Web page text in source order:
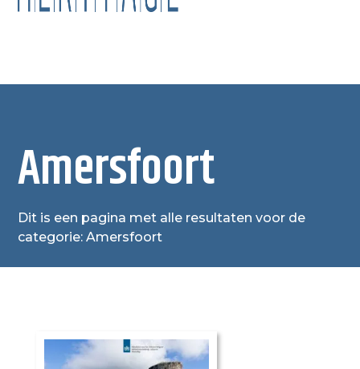
Amersfoort
Dit is een pagina met alle resultaten voor de
categorie: Amersfoort